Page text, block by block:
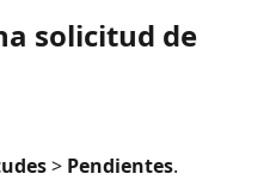
solicitud de
> Pendientes.